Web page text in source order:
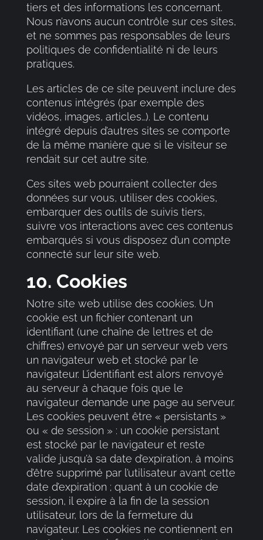
tiers et des informations les concernant.
Nous n’avons aucun contrôle sur ces sites,
et ne sommes pas responsables de leurs
politiques de confidentialité ni de leurs
pratiques.
Les articles de ce site peuvent inclure des
contenus intégrés (par exemple des
vidéos, images, articles…). Le contenu
intégré depuis d’autres sites se comporte
de la même manière que si le visiteur se
rendait sur cet autre site.
Ces sites web pourraient collecter des
données sur vous, utiliser des cookies,
embarquer des outils de suivis tiers,
suivre vos interactions avec ces contenus
embarqués si vous disposez d’un compte
connecté sur leur site web.
10. Cookies
Notre site web utilise des cookies. Un
cookie est un fichier contenant un
identifiant (une chaîne de lettres et de
chiffres) envoyé par un serveur web vers
un navigateur web et stocké par le
navigateur. L’identifiant est alors renvoyé
au serveur à chaque fois que le
navigateur demande une page au serveur.
Les cookies peuvent être « persistants »
ou « de session » : un cookie persistant
est stocké par le navigateur et reste
valide jusqu’à sa date d’expiration, à moins
d’être supprimé par l’utilisateur avant cette
date d’expiration ; quant à un cookie de
session, il expire à la fin de la session
utilisateur, lors de la fermeture du
navigateur. Les cookies ne contiennent en